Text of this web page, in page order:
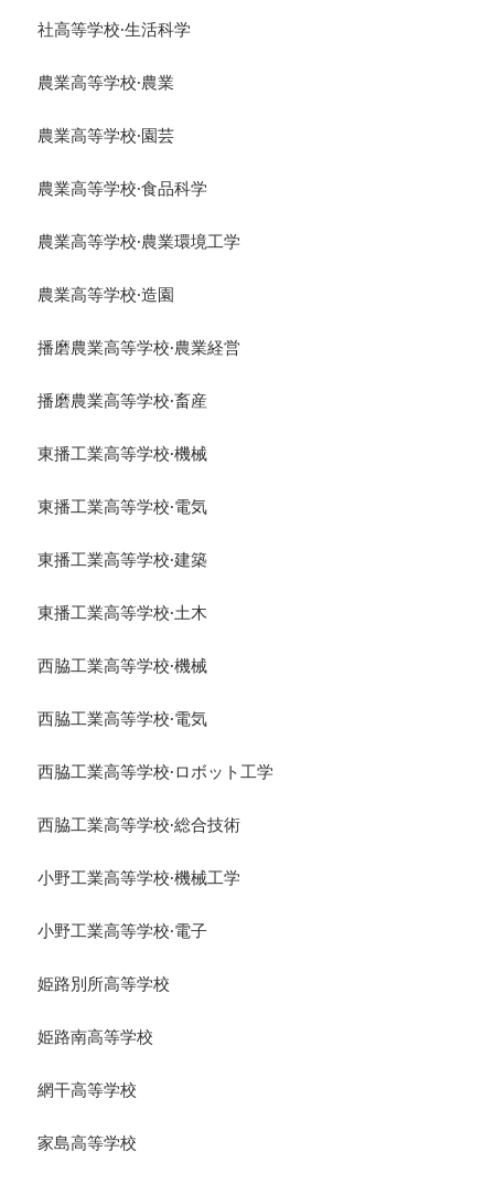
社高等学校·生活科学
農業高等学校·農業
農業高等学校·園芸
農業高等学校·食品科学
農業高等学校·農業環境工学
農業高等学校·造園
播磨農業高等学校·農業経営
播磨農業高等学校·畜産
東播工業高等学校·機械
東播工業高等学校·電気
東播工業高等学校·建築
東播工業高等学校·土木
西脇工業高等学校·機械
西脇工業高等学校·電気
西脇工業高等学校·ロボット工学
西脇工業高等学校·総合技術
小野工業高等学校·機械工学
小野工業高等学校·電子
姫路別所高等学校
姫路南高等学校
網干高等学校
家島高等学校